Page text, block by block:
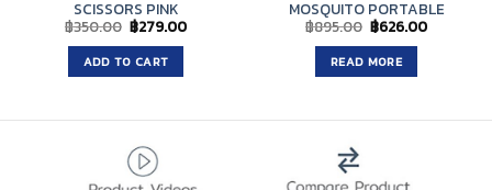
SCISSORS PINK
฿350.00 Original
price
was:
฿350.00.
฿279.00Current
ADD TO CART
MOSQUITO PORTABLE
฿895.00 Original
price
was:
฿895.00.
฿626.00Current
READ MORE